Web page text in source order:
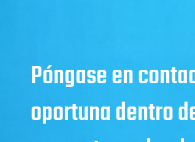
Póngase en
oportuna dentro